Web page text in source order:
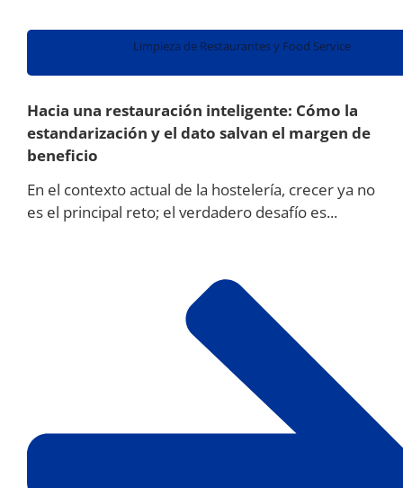
Limpieza de Restaurantes y Food Service
Hacia una restauración inteligente: Cómo la
estandarización y el dato salvan el margen de
beneficio
En el contexto actual de la hostelería, crecer ya no
es el principal reto; el verdadero desafío es...